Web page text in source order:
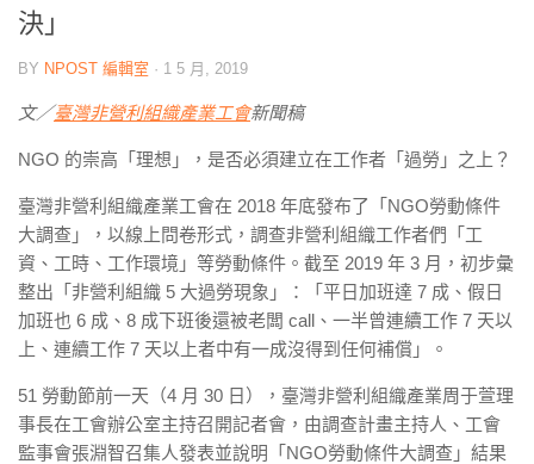
決」
BY NPOST 編輯室 · 1 5 月, 2019
文／臺灣非營利組織產業工會新聞稿
NGO 的崇高「理想」，是否必須建立在工作者「過勞」之上？
臺灣非營利組織產業工會在 2018 年底發布了「 NGO勞動條件
大調查 」，以線上問卷形式，調查非營利組織工作者們「工
資、工時、工作環境」等勞動條件。截至 2019 年 3 月，初步彙
整出「非營利組織 5 大過勞現象 」：「平日加班達 7 成、假日
加班也 6 成、8 成下班後還被老闆 call、一半曾連續工作 7 天以
上、連續工作 7 天以上者中有一成沒得到任何補償」。
51 勞動節前一天（4 月 30 日），臺灣非營利組織產業周于萱理
事長在工會辦公室主持召開記者會，由調查計畫主持人、工會
監事會張淵智召集人發表並說明「NGO勞動條件大調查」結果